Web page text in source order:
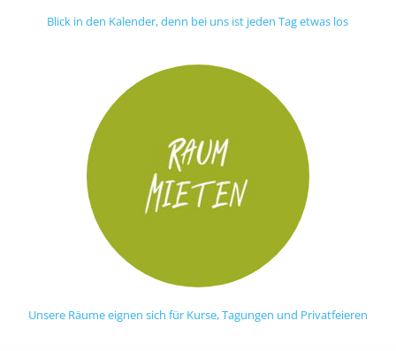
Blick in den Kalender, denn bei uns ist jeden Tag etwas los
Unsere Räume eignen sich für Kurse, Tagungen und Privatfeieren